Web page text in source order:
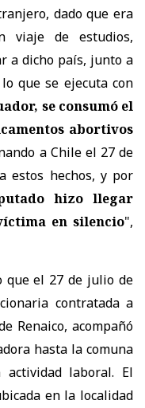
dado que era
viaje de estudios,
a dicho país, junto a
que se ejecuta con
se consumó el
abortivos
a Chile el 27 de
estos hechos, y por
hizo llegar
en silencio",
que el 27 de julio de
contratada a
Renaico, acompañó
hasta la comuna
laboral. El
en la localidad